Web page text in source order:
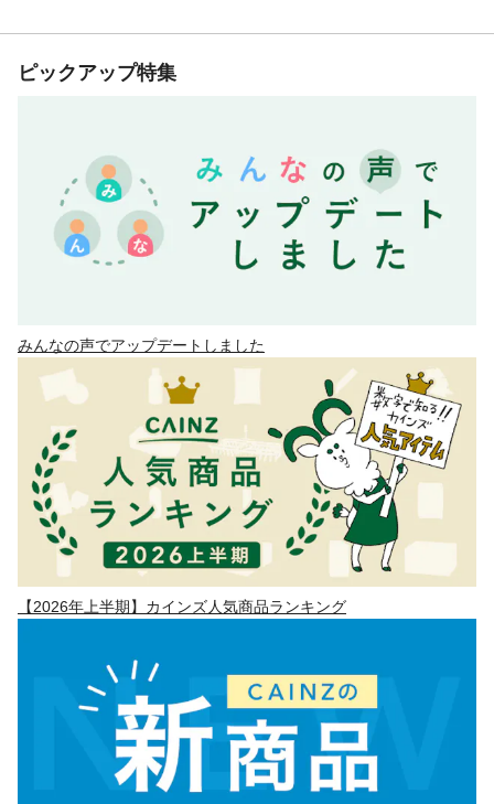
ピックアップ特集
みんなの声でアップデートしました
【2026年上半期】カインズ人気商品ランキング